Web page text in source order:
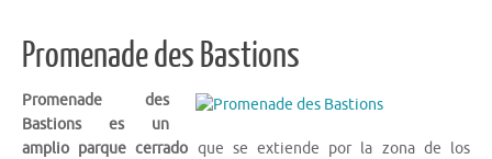
Promenade des Bastions
Promenade des
Bastions es un
amplio parque cerrado que se extiende por la zona de los